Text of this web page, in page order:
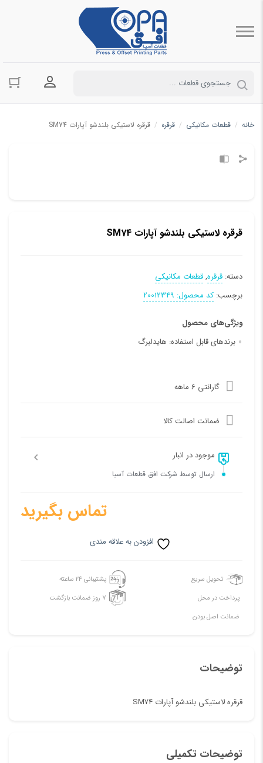
ورود به
خانه / قطعات مکانیکی / قرقره / قرقره لاستیکی بلندشو آپارات SM74
قرقره لاستیکی بلندشو آپارات SM74
دسته: قرقره,قطعات مکانیکی
برچسب: کد محصول: 20012349
ویژگی‌های محصول
برندهای قابل استفاده: هایدلبرگ
گارانتی 6 ماهه
ضمانت اصالت کالا
موجود در انبار
ارسال توسط شرکت افق قطعات آسیا
تماس بگیرید
افزودن به علاقه مندی
تحویل سریع
پشتیبانی 24 ساعته
پرداخت در محل
7 روز ضمانت بازگشت
ضمانت اصل بودن
توضیحات
قرقره لاستیکی بلندشو آپارات SM74
توضیحات تکمیلی